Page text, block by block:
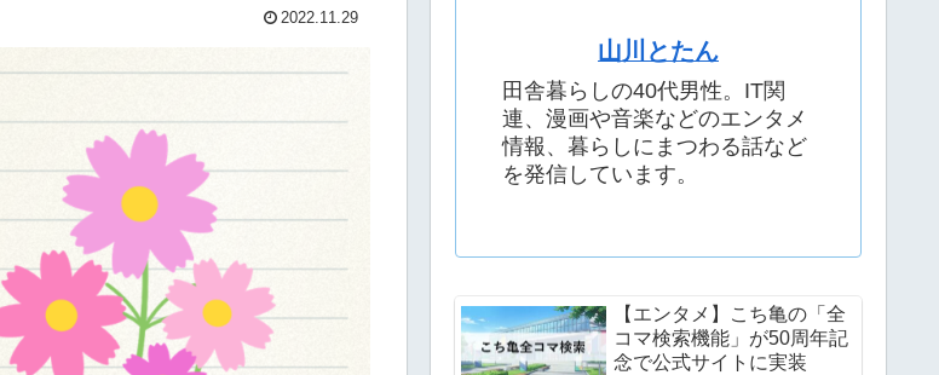
2022.11.29
山川とたん
田舎暮らしの40代男性。IT関
連、漫画や音楽などのエンタメ
情報、暮らしにまつわる話など
を発信しています。
【エンタメ】こち亀の「全
コマ検索機能」が50周年記
念で公式サイトに実装